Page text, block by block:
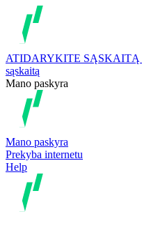
ATIDARYKITE SĄSKAITĄ
sąskaitą
Mano paskyra
Mano paskyra
Prekyba internetu
Help